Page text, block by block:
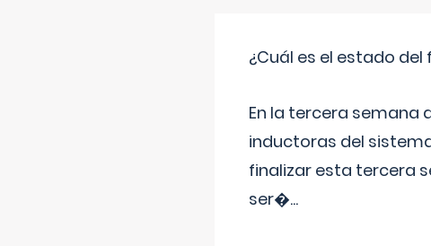
¿Cuál es el estado
En la tercera semana
inductoras del
finalizar esta tercera
ser�...